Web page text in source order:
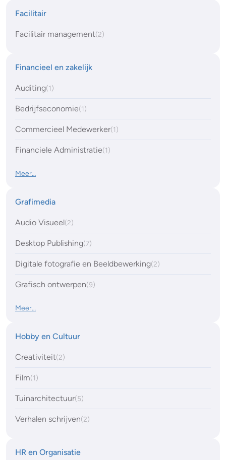
Facilitair
Facilitair management(2)
Financieel en zakelijk
Auditing(1)
Bedrijfseconomie(1)
Commercieel Medewerker(1)
Financiele Administratie(1)
Meer…
Grafimedia
Audio Visueel(2)
Desktop Publishing(7)
Digitale fotografie en Beeldbewerking(2)
Grafisch ontwerpen(9)
Meer…
Hobby en Cultuur
Creativiteit(2)
Film(1)
Tuinarchitectuur(5)
Verhalen schrijven(2)
HR en Organisatie